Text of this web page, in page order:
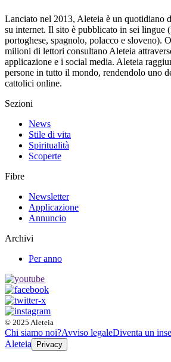
Lanciato nel 2013, Aleteia è un quotidiano
su internet. Il sito è pubblicato in sei lingue
portoghese, spagnolo, polacco e sloveno).
milioni di lettori consultano Aleteia
applicazione e i social media. Aleteia
persone in tutto il mondo, rendendolo uno
cattolici online.
Sezioni
News
Stile di vita
Spiritualità
Scoperte
Fibre
Newsletter
Applicazione
Annuncio
Archivi
Per anno
© 2025 Aleteia
Chi siamo noi?Avviso legaleDiventa un
Aleteia
Privacy